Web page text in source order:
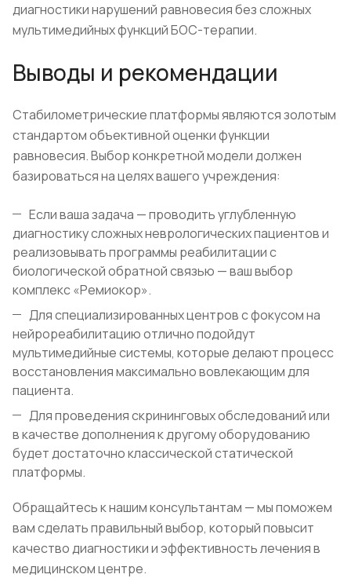
диагностики нарушений равновесия без сложных
мультимедийных функций БОС-терапии.
Выводы и рекомендации
Стабилометрические платформы являются золотым
стандартом объективной оценки функции
равновесия. Выбор конкретной модели должен
базироваться на целях вашего учреждения:
Если ваша задача — проводить углубленную
диагностику сложных неврологических пациентов и
реализовывать программы реабилитации с
биологической обратной связью — ваш выбор
комплекс «Ремиокор».
Для специализированных центров с фокусом на
нейрореабилитацию отлично подойдут
мультимедийные системы, которые делают процесс
восстановления максимально вовлекающим для
пациента.
Для проведения скрининговых обследований или
в качестве дополнения к другому оборудованию
будет достаточно классической статической
платформы.
Обращайтесь к нашим консультантам — мы поможем
вам сделать правильный выбор, который повысит
качество диагностики и эффективность лечения в
медицинском центре.